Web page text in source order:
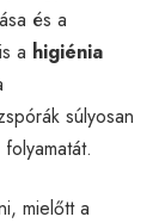
és a
a higiénia
súlyosan
mielőtt a